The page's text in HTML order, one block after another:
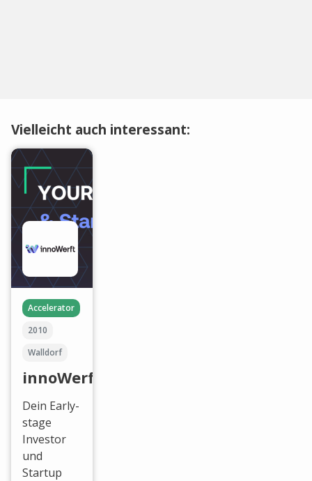
Vielleicht auch interessant:
Accelerator
2010
Walldorf
innoWerft
Dein Early-
stage
Investor
und
Startup